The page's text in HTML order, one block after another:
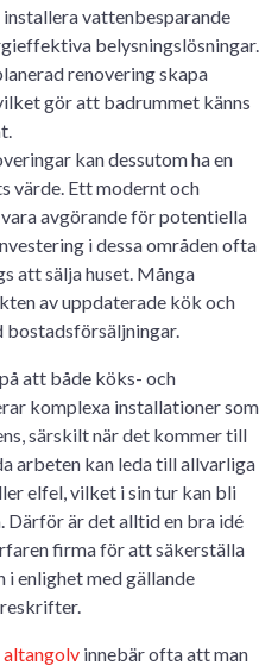
vattenbesparande
belysningslösningar.
renovering skapa
gör att badrummet känns
kan dessutom ha en
värde. Ett modernt och
avgörande för potentiella
i dessa områden ofta
att sälja huset. Många
av uppdaterade kök och
bostadsförsäljningar.
att både köks- och
komplexa installationer som
särskilt när det kommer till
arbeten kan leda till allvarliga
elfel, vilket i sin tur kan bli
är det alltid en bra idé
firma för att säkerställa
enlighet med gällande
altangolv innebär ofta att man